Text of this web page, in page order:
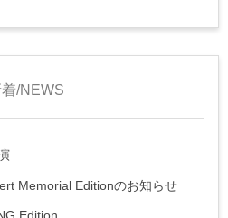
/NEWS
Memorial Editionのお知らせ